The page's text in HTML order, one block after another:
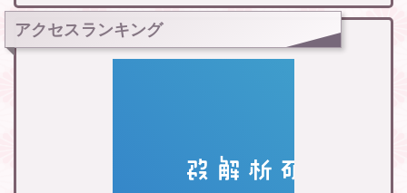
アクセスランキング